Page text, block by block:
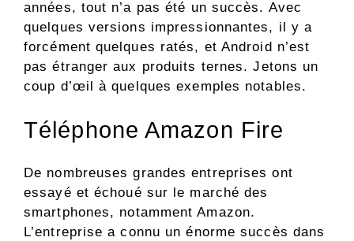
années, tout n’a pas été un succès. Avec
quelques versions impressionnantes, il y a
forcément quelques ratés, et Android n’est
pas étranger aux produits ternes. Jetons un
coup d’œil à quelques exemples notables.
Téléphone Amazon Fire
De nombreuses grandes entreprises ont
essayé et échoué sur le marché des
smartphones, notamment Amazon.
L’entreprise a connu un énorme succès dans